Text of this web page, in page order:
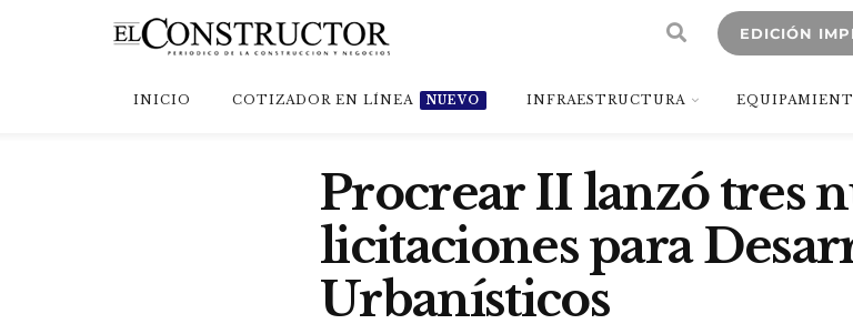
EDICIÓN
INICIO COTIZADOR EN LÍNEA NUEVO INFRAESTRUCTURA
Procrear II lanzó tres
licitaciones para
Urbanísticos